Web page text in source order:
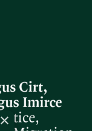
×